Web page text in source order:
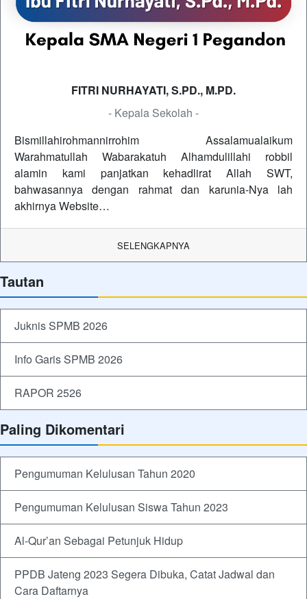
FITRI NURHAYATI, S.PD., M.PD.
- Kepala Sekolah -
Bismillahirohmannirrohim Assalamualaikum
Warahmatullah Wabarakatuh Alhamdulillahi robbil
alamin kami panjatkan kehadlirat Allah SWT,
bahwasannya dengan rahmat dan karunia-Nya lah
akhirnya Website…
SELENGKAPNYA
Tautan
Juknis SPMB 2026
Info Garis SPMB 2026
RAPOR 2526
Paling Dikomentari
Pengumuman Kelulusan Tahun 2020
Pengumuman Kelulusan Siswa Tahun 2023
Al-Qur’an Sebagai Petunjuk Hidup
PPDB Jateng 2023 Segera Dibuka, Catat Jadwal dan
Cara Daftarnya